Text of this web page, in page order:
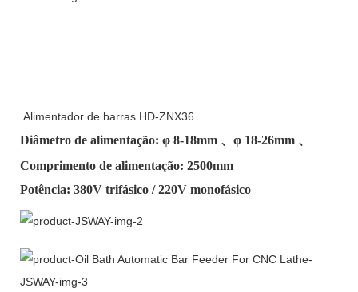
Alimentador de barras HD-ZNX36
Diâmetro de alimentação: φ 8-18mm 、φ 18-26mm 、
Comprimento de alimentação: 2500mm
Potência: 380V trifásico / 220V monofásico